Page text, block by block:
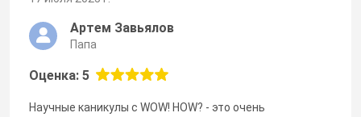
Артем Завьялов
Папа
Оценка: 5
Научные каникулы с WOW! HOW? - это очень